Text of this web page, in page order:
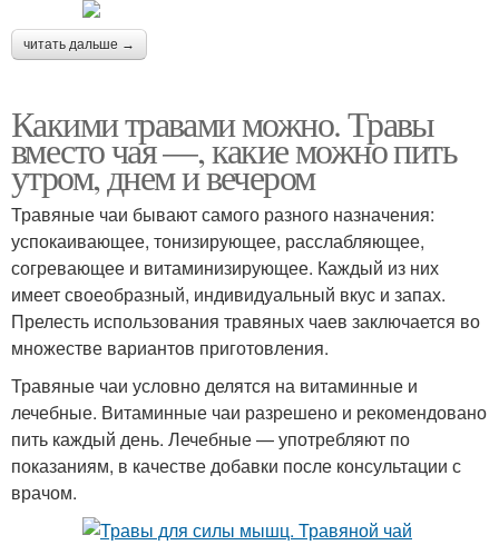
читать дальше →
Какими травами можно. Травы
вместо чая —, какие можно пить
утром, днем и вечером
Травяные чаи бывают самого разного назначения:
успокаивающее, тонизирующее, расслабляющее,
согревающее и витаминизирующее. Каждый из них
имеет своеобразный, индивидуальный вкус и запах.
Прелесть использования травяных чаев заключается во
множестве вариантов приготовления.
Травяные чаи условно делятся на витаминные и
лечебные. Витаминные чаи разрешено и рекомендовано
пить каждый день. Лечебные — употребляют по
показаниям, в качестве добавки после консультации с
врачом.